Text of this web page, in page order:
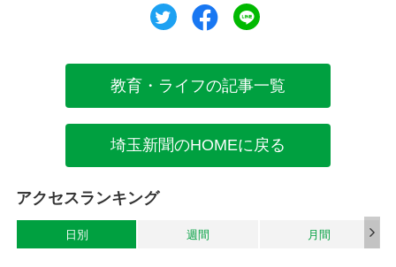
ツイートシェア
教育・ライフの記事一覧
埼玉新聞のHOMEに戻る
アクセスランキング
日別 週間 月間